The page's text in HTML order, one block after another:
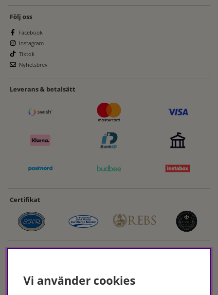
Följ oss
Facebook
Instagram
Tiktok
Nyhetsbrev
Leverans & betalsätt
Certifikat
Vi använder cookies